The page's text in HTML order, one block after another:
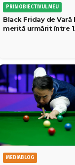
PRIN OBIECTIVUL MEU
Black Friday de Vară
merită urmărit între
MEDIABLOG